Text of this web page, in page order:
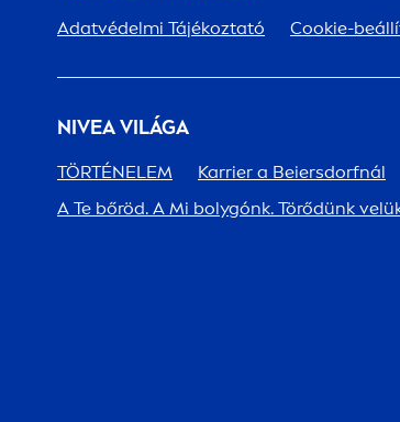
Adatvédelmi Tájékoztató Cookie-
NIVEAVILÁGA
TÖRTÉNELEM
Karrier a Beiersdorfnál
A Te bőröd. A Mi bolygónk. Törődünk